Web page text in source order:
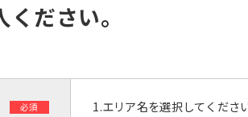
ださい。
必須 1.エリア名を選択してください